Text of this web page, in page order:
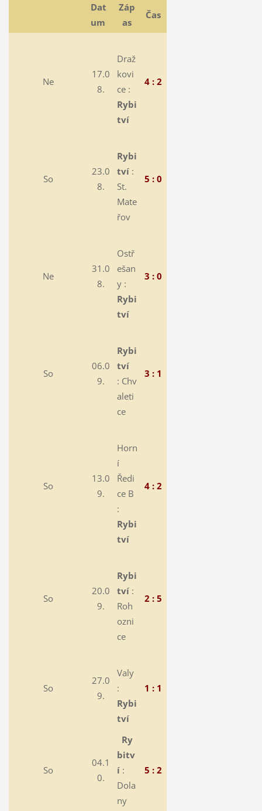
Dat
um
Záp
as
Čas
Ne
17.0
8.
Draž
kovi
ce :
Rybi
tví
4 : 2
So
23.0
8.
Rybi
tví:
St.
Mate
řov
5 : 0
Ne
31.0
8.
Ostř
ešan
y :
Rybi
tví
3 : 0
So
06.0
9.
Rybi
tví
: Chv
aleti
ce
3 : 1
So
13.0
9.
Horn
í
Ředi
ce B
:
Rybi
tví
4 : 2
So
20.0
9.
Rybi
tví :
Roh
ozni
ce
2 : 5
So
27.0
9.
Valy
:
Rybi
tví
1 : 1
So
04.1
0.
Ry
bitv
í :
Dola
ny
5 : 2